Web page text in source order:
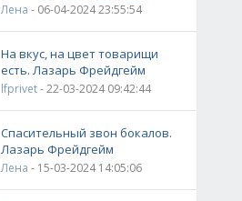
Лена - 06-04-2024 23:55:54
На вкус, на цвет товарищи
есть. Лазарь Фрейдгейм
lfprivet- 22-03-2024 09:42:44
Спасительный звон бокалов.
Лазарь Фрейдгейм
Лена - 15-03-2024 14:05:06